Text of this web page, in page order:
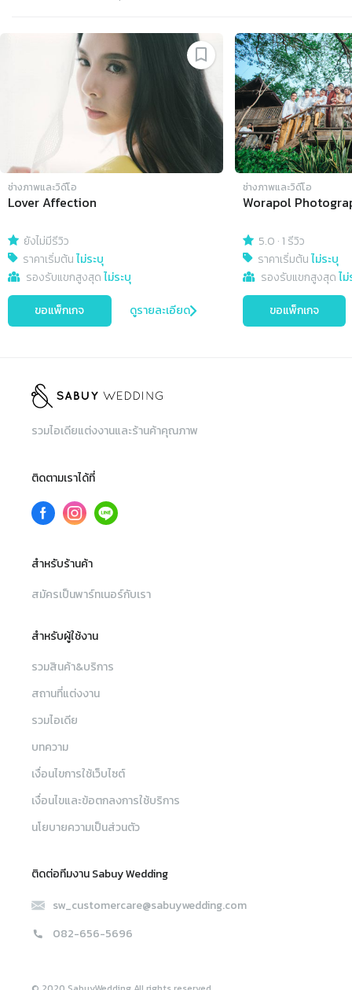
ช่างภาพและวิดีโอ
Lover Affection
ยังไม่มีรีวิว
ราคาเริ่มต้นไม่ระบุ
รองรับแขกสูงสุดไม่ระบุ
ขอแพ็กเกจ ดูรายละเอียด
ช่างภาพและวิดีโอ
Worapol
5.0 ·1 รีวิว
ราคาเริ่มต้นไม่ระบุ
รองรับแขกสูงสุดไ
ขอแพ็กเกจ
รวมไอเดียแต่งงานและร้านค้าคุณภาพ
ติดตามเราได้ที่
สำหรับร้านค้า
สมัครเป็นพาร์ทเนอร์กับเรา
สำหรับผู้ใช้งาน
รวมสินค้า&บริการ
สถานที่แต่งงาน
รวมไอเดีย
บทความ
เงื่อนไขการใช้เว็บไซต์
เงื่อนไขและข้อตกลงการใช้บริการ
นโยบายความเป็นส่วนตัว
ติดต่อทีมงาน Sabuy Wedding
sw_customercare@sabuywedding.com
082-656-5696